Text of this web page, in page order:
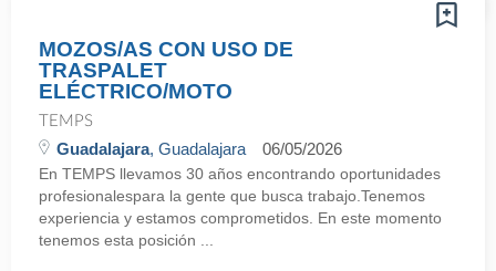
MOZOS/AS CON USO DE
TRASPALET
ELÉCTRICO/MOTO
TEMPS
Guadalajara, Guadalajara 06/05/2026
En TEMPS llevamos 30 años encontrando oportunidades
profesionalespara la gente que busca trabajo.Tenemos
experiencia y estamos comprometidos. En este momento
tenemos esta posición ...